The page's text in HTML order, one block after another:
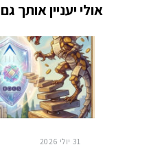
אולי יעניין אותך גם
31 יולי 2026